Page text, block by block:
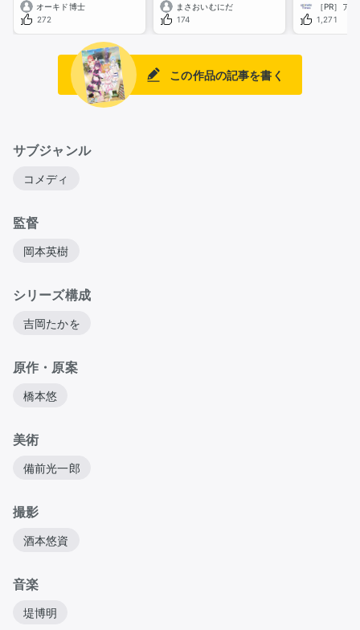
オーキド博士
272
まさおいむにだ
174
1,271
この作品の記事を書く
サブジャンル
コメディ
監督
岡本英樹
シリーズ構成
吉岡たかを
原作・原案
橋本悠
美術
備前光一郎
撮影
酒本悠資
音楽
堤博明